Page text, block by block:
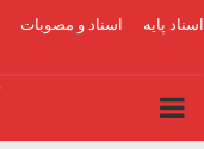
اسناد پایه اسناد و مصوبات
PRIMARY